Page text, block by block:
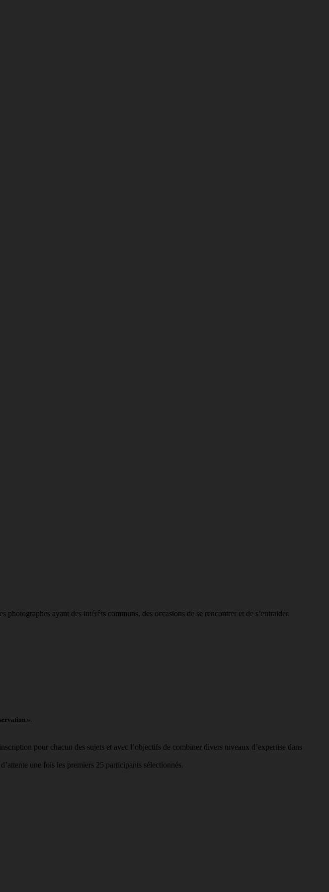
ayant des intérêts communs, des occasions de se rencontrer et de s’entraider.
».
pour chacun des sujets et avec l’objectifs de combiner divers niveaux d’expertise dans
une fois les premiers 25 participants sélectionnés.